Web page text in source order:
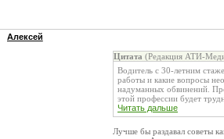
Алексей
Цитата (Редакция АТИ-
Водитель с 30-летним
работы и какие вопросы
надуманных обвинений.
этой профессии будет
Читать дальше
Лучше бы раздавал советы